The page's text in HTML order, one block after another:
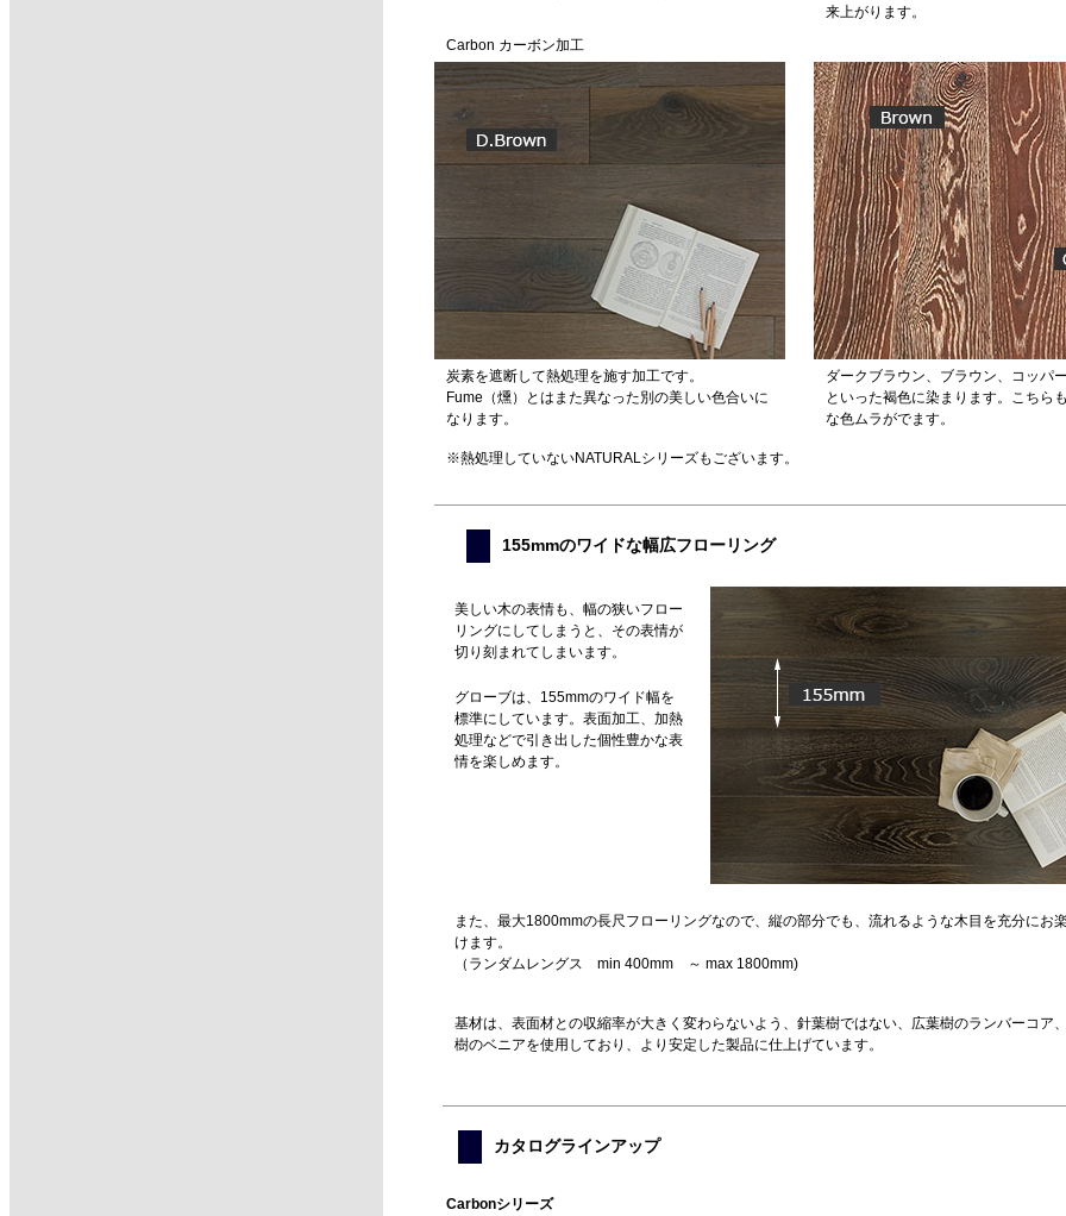
来上がります。
Carbon カーボン加工
炭素を遮断して熱処理を施す加工です。
Fume（燻）とはまた異なった別の美しい色合いに
なります。
ダークブラウン、ブラウン、コッパ
といった褐色に染まります。こちら
な色ムラがでます。
※熱処理していないNATURALシリーズもございます。
155mmのワイドな幅広フローリング
美しい木の表情も、幅の狭いフロー
リングにしてしまうと、その表情が
切り刻まれてしまいます。
グローブは、155mmのワイド幅を
標準にしています。表面加工、加熱
処理などで引き出した個性豊かな表
情を楽しめます。
また、最大1800mmの長尺フローリングなので、縦の部分でも、流れるような木目を充分にお
けます。
（ランダムレングス min 400mm ～ max 1800mm)
基材は、表面材との収縮率が大きく変わらないよう、針葉樹ではない、広葉樹のランバーコア
樹のベニアを使用しており、より安定した製品に仕上げています。
カタログラインアップ
Carbonシリーズ